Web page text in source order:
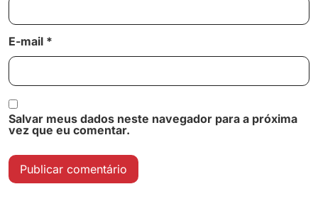
E-mail *
Salvar meus dados neste navegador para a próxima
vez que eu comentar.